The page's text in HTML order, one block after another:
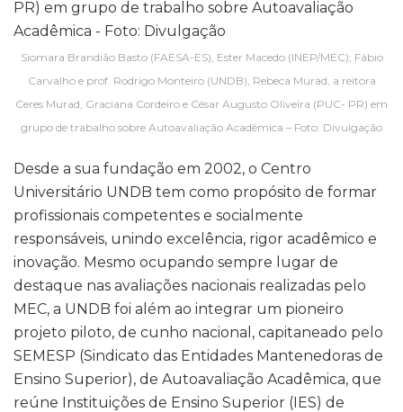
Siomara Brandião Basto (FAESA-ES), Ester Macedo (INEP/MEC); Fábio
Carvalho e prof. Rodrigo Monteiro (UNDB), Rebeca Murad, a reitora
Ceres Murad, Graciana Cordeiro e César Augusto Oliveira (PUC- PR) em
grupo de trabalho sobre Autoavaliação Acadêmica – Foto: Divulgação
Desde a sua fundação em 2002, o Centro
Universitário UNDB tem como propósito de formar
profissionais competentes e socialmente
responsáveis, unindo excelência, rigor acadêmico e
inovação. Mesmo ocupando sempre lugar de
destaque nas avaliações nacionais realizadas pelo
MEC, a UNDB foi além ao integrar um pioneiro
projeto piloto, de cunho nacional, capitaneado pelo
SEMESP (Sindicato das Entidades Mantenedoras de
Ensino Superior), de Autoavaliação Acadêmica, que
reúne Instituições de Ensino Superior (IES) de